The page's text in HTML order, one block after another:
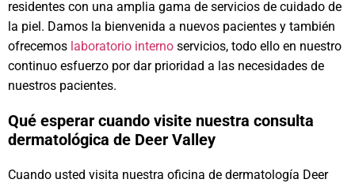
residentes con una amplia gama de servicios de cuidado de
la piel. Damos la bienvenida a nuevos pacientes y también
ofrecemos laboratorio interno servicios, todo ello en nuestro
continuo esfuerzo por dar prioridad a las necesidades de
nuestros pacientes.
Qué esperar cuando visite nuestra consulta
dermatológica de Deer Valley
Cuando usted visita nuestra oficina de dermatología Deer